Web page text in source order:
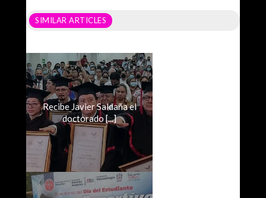
SIMILAR ARTICLES
Recibe Javier Saldaña el
doctorado [...]